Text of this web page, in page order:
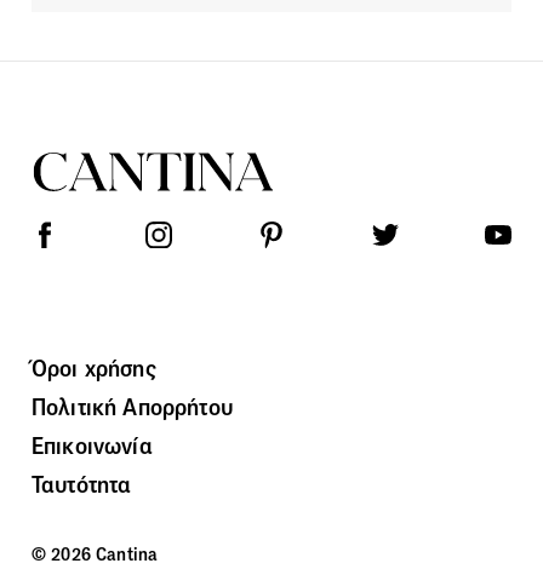
Όροι χρήσης
Πολιτική Απορρήτου
Επικοινωνία
Ταυτότητα
© 2026 Cantina